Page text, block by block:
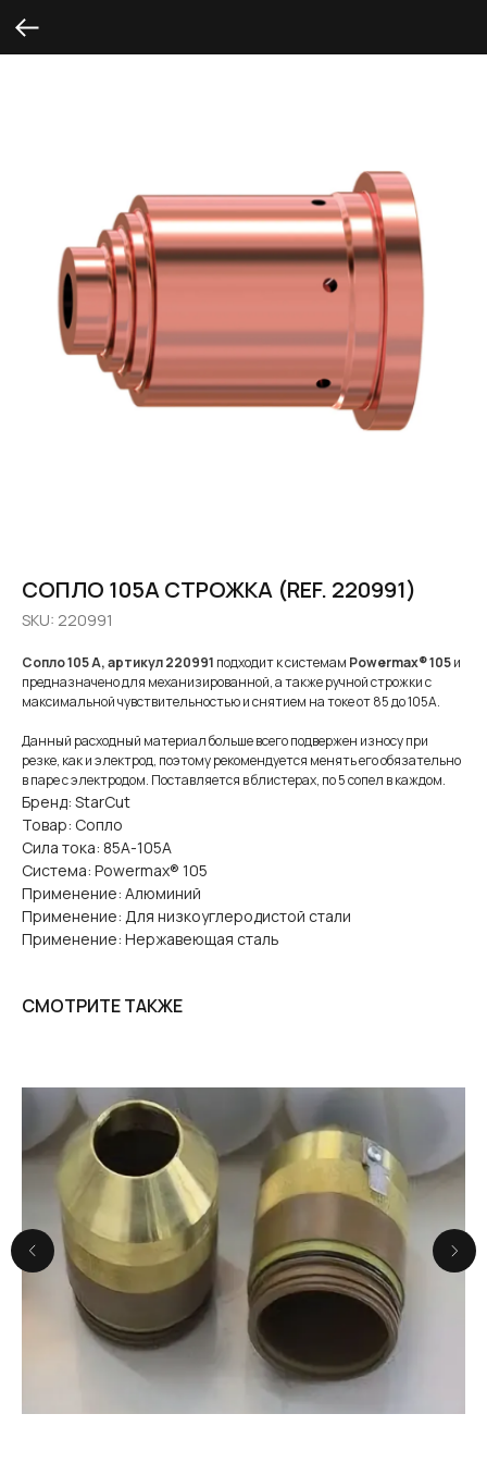
СОПЛО 105A СТРОЖКА (REF. 220991)
SKU: 220991
Сопло 105 А, артикул 220991 подходит к системам Powermax® 105и
предназначено для механизированной, а также ручной строжки с
максимальной чувствительностью и снятием на токе от 85 до 105А.
Данный расходный материал больше всего подвержен износу при
резке, как и электрод, поэтому рекомендуется менять его обязательно
в паре с электродом. Поставляется в блистерах, по 5 сопел в каждом.
Бренд: StarCut
Товар: Сопло
Сила тока: 85А-105А
Система: Powermax® 105
Применение: Алюминий
Применение: Для низкоуглеродистой стали
Применение: Нержавеющая сталь
СМОТРИТЕ ТАКЖЕ